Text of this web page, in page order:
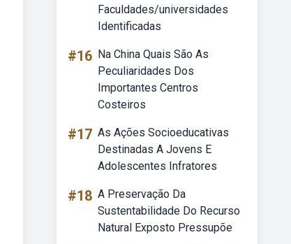
Faculdades/universidades
Identificadas
#16 Na China Quais São As
Peculiaridades Dos
Importantes Centros
Costeiros
#17 As Ações Socioeducativas
Destinadas A Jovens E
Adolescentes Infratores
#18 A Preservação Da
Sustentabilidade Do Recurso
Natural Exposto Pressupõe